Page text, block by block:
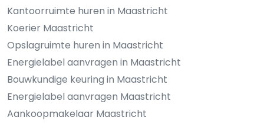
Kantoorruimte huren in Maastricht
Koerier Maastricht
Opslagruimte huren in Maastricht
Energielabel aanvragen in Maastricht
Bouwkundige keuring in Maastricht
Energielabel aanvragen Maastricht
Aankoopmakelaar Maastricht